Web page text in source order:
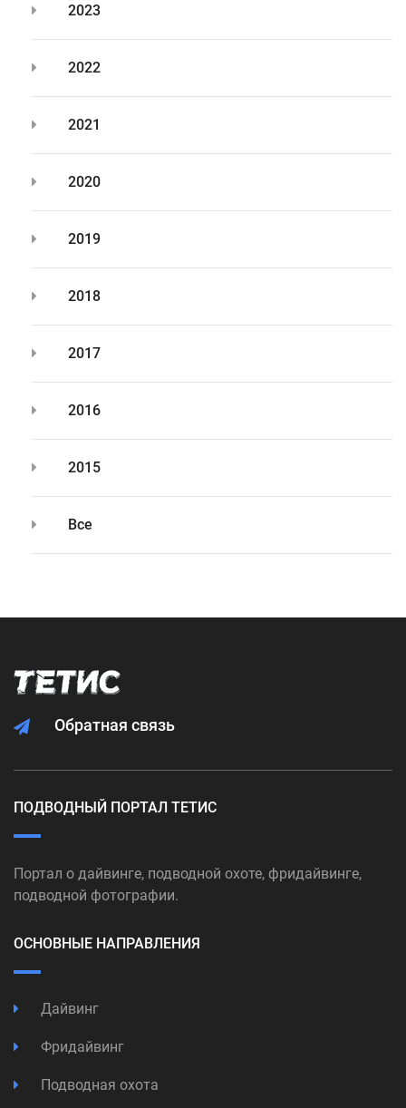
2023
2022
2021
2020
2019
2018
2017
2016
2015
Все
Обратная связь
ПОДВОДНЫЙ ПОРТАЛ ТЕТИС
Портал о дайвинге, подводной охоте, фридайвинге,
подводной фотографии.
ОСНОВНЫЕ НАПРАВЛЕНИЯ
Дайвинг
Фридайвинг
Подводная охота